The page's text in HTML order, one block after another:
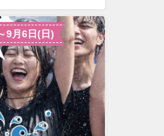
9月6日(日)